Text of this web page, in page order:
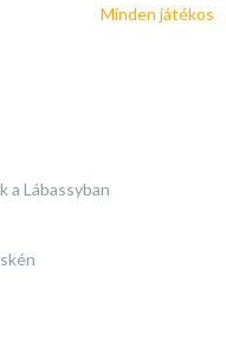
Minden játékos
a Lábassyban